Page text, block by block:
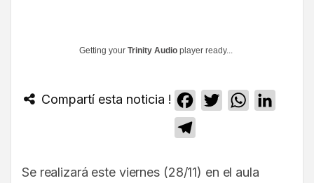
Getting your Trinity Audio player ready...
Compartí esta noticia ! Facebook
TwitterWhatsApp
Se realizará este viernes (28/11) en el aula